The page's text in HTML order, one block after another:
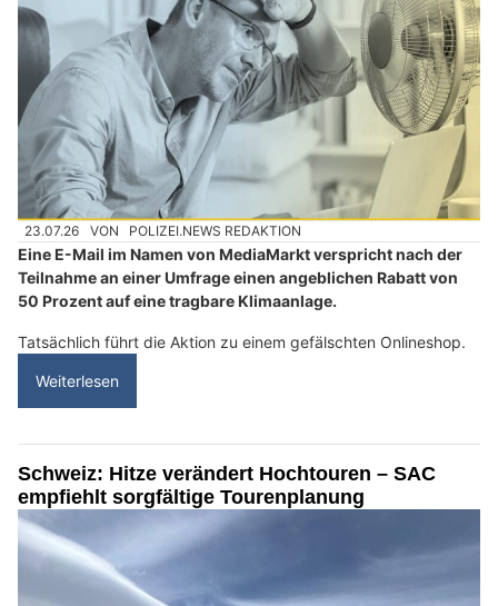
23.07.26 VON POLIZEI.NEWS REDAKTION
Eine E-Mail im Namen von MediaMarkt verspricht nach der
Teilnahme an einer Umfrage einen angeblichen Rabatt von
50 Prozent auf eine tragbare Klimaanlage.
Tatsächlich führt die Aktion zu einem gefälschten Onlineshop.
Weiterlesen
Schweiz: Hitze verändert Hochtouren – SAC
empfiehlt sorgfältige Tourenplanung